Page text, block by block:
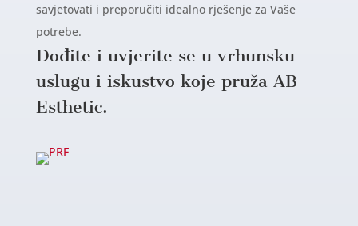
savjetovati i preporučiti idealno rješenje za Vaše
potrebe.
Dođite i uvjerite se u vrhunsku
uslugu i iskustvo koje pruža AB
Esthetic.